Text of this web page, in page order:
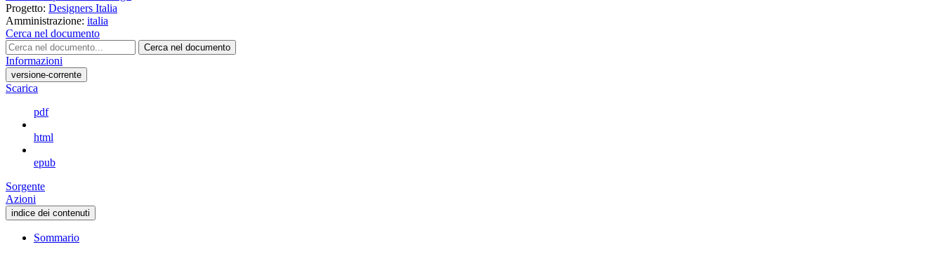
Progetto: Designers Italia
Amministrazione: italia
Cerca nel documento
Cerca nel documento
Informazioni
versione-corrente
Scarica
pdf
html
epub
Sorgente
Azioni
indice dei contenuti
Sommario